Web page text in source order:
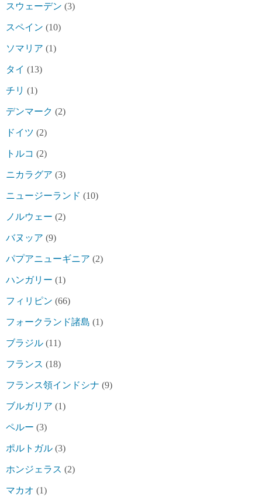
スウェーデン (3)
スペイン (10)
ソマリア (1)
タイ (13)
チリ (1)
デンマーク (2)
ドイツ (2)
トルコ (2)
ニカラグア (3)
ニュージーランド (10)
ノルウェー (2)
バヌッア (9)
パプアニューギニア (2)
ハンガリー (1)
フィリピン (66)
フォークランド諸島 (1)
ブラジル (11)
フランス (18)
フランス領インドシナ (9)
ブルガリア (1)
ペルー (3)
ポルトガル (3)
ホンジェラス (2)
マカオ (1)